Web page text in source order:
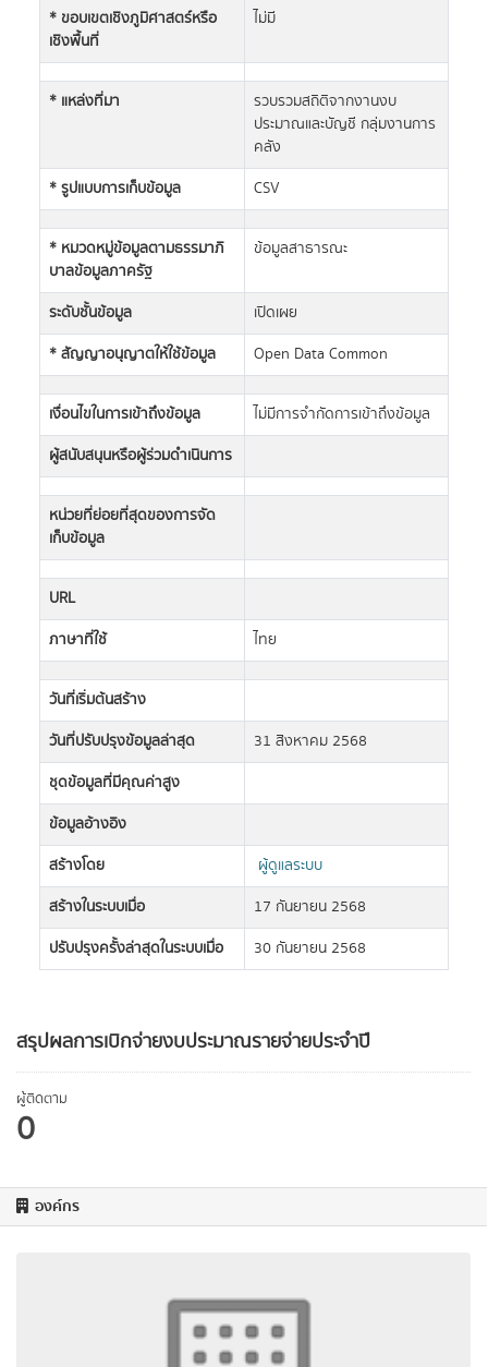
สรุปผลการเบิกจ่ายงบประมาณรายจ่ายประจำปี
ผู้ติดตาม
0
องค์กร
* ขอบเขตเชิงภูมิศาสตร์หรือ
เชิงพื้นที่
ไม่มี
* แหล่งที่มา
รวบรวมสถิติจากงานงบ
ประมาณและบัญชี กลุ่มงานการ
คลัง
* รูปแบบการเก็บข้อมูล
CSV
* หมวดหมู่ข้อมูลตามธรรมาภิ
บาลข้อมูลภาครัฐ
ข้อมูลสาธารณะ
ระดับชั้นข้อมูล
เปิดเผย
* สัญญาอนุญาตให้ใช้ข้อมูล
Open Data Common
เงื่อนไขในการเข้าถึงข้อมูล
ไม่มีการจำกัดการเข้าถึงข้อมูล
ผู้สนับสนุนหรือผู้ร่วมดำเนินการ
หน่วยที่ย่อยที่สุดของการจัด
เก็บข้อมูล
URL
ภาษาที่ใช้
ไทย
วันที่เริ่มต้นสร้าง
วันที่ปรับปรุงข้อมูลล่าสุด
31 สิงหาคม 2568
ชุดข้อมูลที่มีคุณค่าสูง
ข้อมูลอ้างอิง
สร้างโดย
ผู้ดูแลระบบ
สร้างในระบบเมื่อ
17 กันยายน 2568
ปรับปรุงครั้งล่าสุดในระบบเมื่อ
30 กันยายน 2568